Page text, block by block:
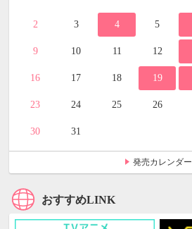
2 3 4 5
9 10 11 12
16 17 18 19
23 24 25 26
30 31
発売カレンダー
おすすめLINK